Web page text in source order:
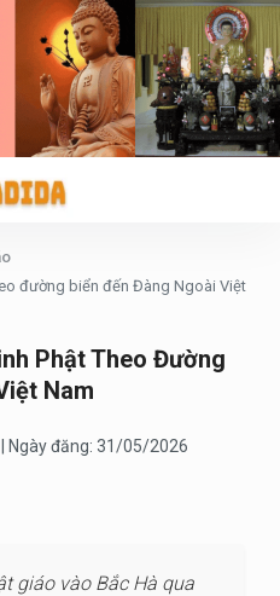
đường biển đến Đàng Ngoài Việt
Phật Theo Đường
Nam
| Ngày đăng: 31/05/2026
giáo vào Bắc Hà qua